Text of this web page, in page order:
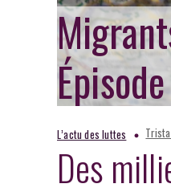
L’actu des luttes
Des